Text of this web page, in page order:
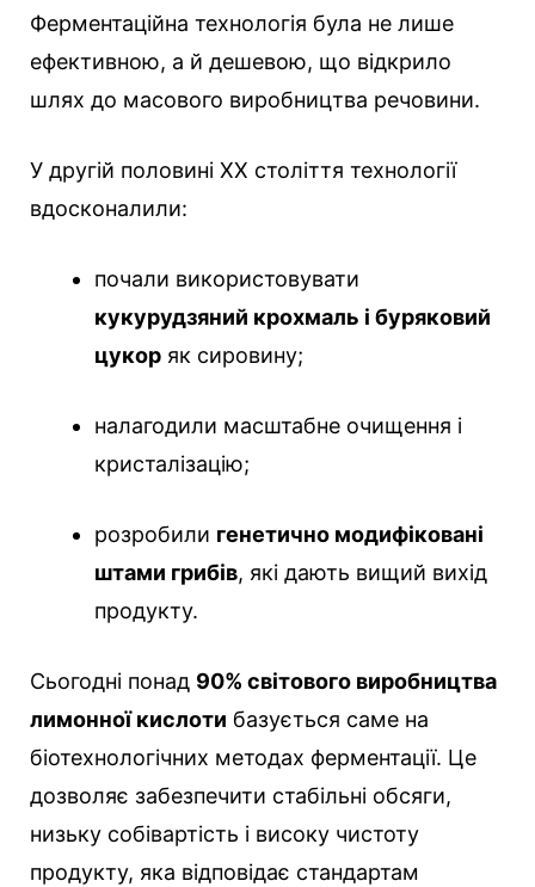
Ферментаційна технологія була не лише
ефективною, а й дешевою, що відкрило
шлях до масового виробництва речовини.
У другій половині XX століття технології
вдосконалили:
почали використовувати
кукурудзяний крохмаль і буряковий
цукор як сировину;
налагодили масштабне очищення і
кристалізацію;
розробили генетично модифіковані
штами грибів, які дають вищий вихід
продукту.
Сьогодні понад 90% світового виробництва
лимонної кислоти базується саме на
біотехнологічних методах ферментації. Це
дозволяє забезпечити стабільні обсяги,
низьку собівартість і високу чистоту
продукту, яка відповідає стандартам